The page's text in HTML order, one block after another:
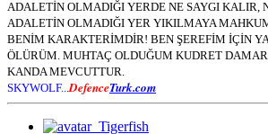
ADALETİN OLMADIĞI YERDE NE SAYGI KALIR,
ADALETİN OLMADIĞI YER YIKILMAYA
BENİM KARAKTERİMDİR! BEN ŞEREFİM İÇİN
ÖLÜRÜM. MUHTAÇ OLDUĞUM KUDRET
KANDA MEVCUTTUR.
SKYWOLF... DefenceTurk.com